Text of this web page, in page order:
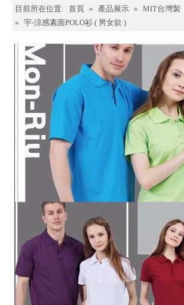
目前所在位置: 首頁 » 產品展示 » MIT台灣製
» 宇-涼感素面POLO衫 ( 男女款 )